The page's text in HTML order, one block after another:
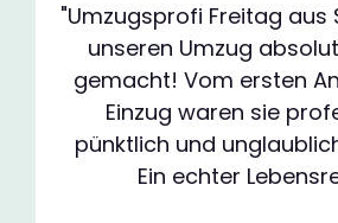
"Umzugsprofi Freitag
unseren Umzug
gemacht! Vom ersten
Einzug waren sie
pünktlich und
Ein echter